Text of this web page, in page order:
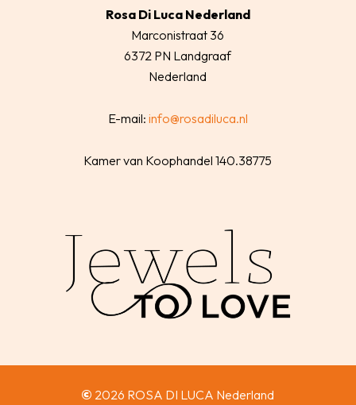
Rosa Di Luca Nederland
Marconistraat 36
6372 PN Landgraaf
Nederland
E-mail: info@rosadiluca.nl
Kamer van Koophandel 140.38775
© 2026 ROSA DI LUCA Nederland